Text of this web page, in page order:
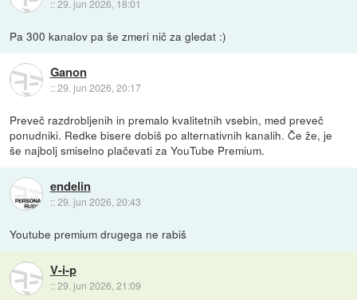
::29. jun 2026, 18:01
Pa 300 kanalov pa še zmeri nič za gledat :)
Ganon
::29. jun 2026, 20:17
Preveč razdrobljenih in premalo kvalitetnih vsebin, med preveč
ponudniki. Redke bisere dobiš po alternativnih kanalih. Če že, je
še najbolj smiselno plačevati za YouTube Premium.
endelin
::29. jun 2026, 20:43
Youtube premium drugega ne rabiš
V-i-p
::29. jun 2026, 21:09